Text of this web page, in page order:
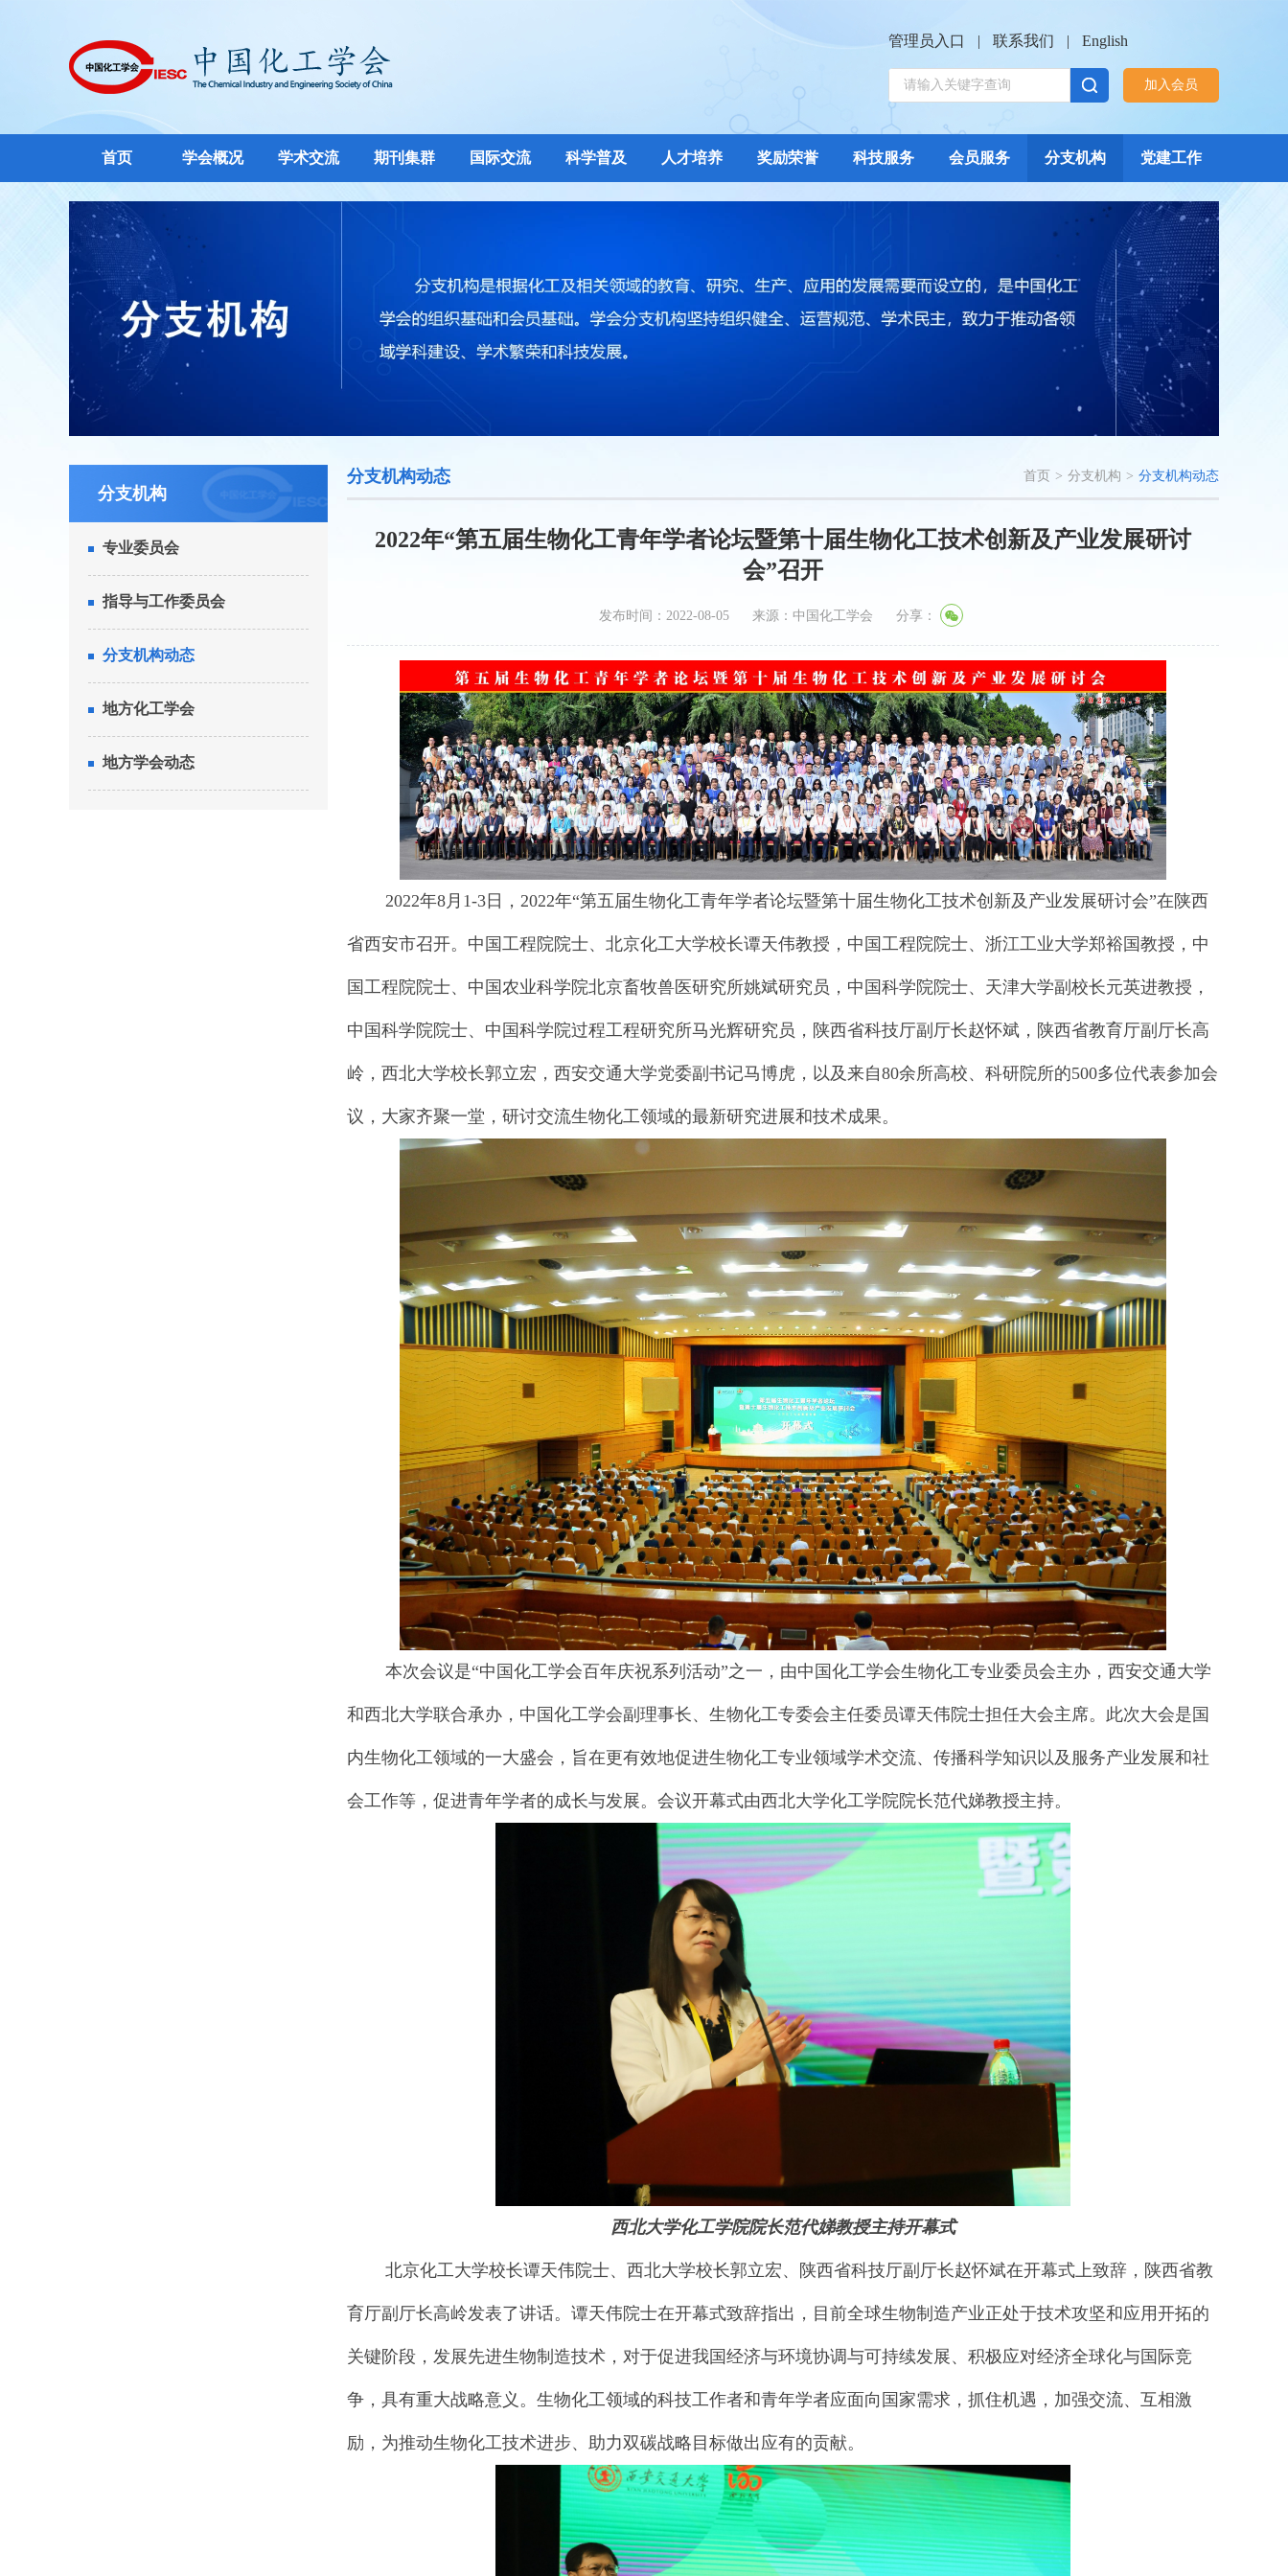
管理员入口 | 联系我们 | English
加入会员
首页 学会概况 学术交流 期刊集群 国际交流 科学普及 人才培养 奖励荣誉 科技服务 会员服务 分支机构 党建工作
分支机构
专业委员会
指导与工作委员会
分支机构动态
地方化工学会
地方学会动态
分支机构动态 首页 > 分支机构 > 分支机构动态
2022年“第五届生物化工青年学者论坛暨第十届生物化工技术创新及产业发展研讨
会”召开
发布时间：2022-08-05 来源：中国化工学会 分享：
2022年8月1-3日，2022年“第五届生物化工青年学者论坛暨第十届生物化工技术创新及产业发展研讨会”在陕西
省西安市召开。中国工程院院士、北京化工大学校长谭天伟教授，中国工程院院士、浙江工业大学郑裕国教授，中
国工程院院士、中国农业科学院北京畜牧兽医研究所姚斌研究员，中国科学院院士、天津大学副校长元英进教授，
中国科学院院士、中国科学院过程工程研究所马光辉研究员，陕西省科技厅副厅长赵怀斌，陕西省教育厅副厅长高
岭，西北大学校长郭立宏，西安交通大学党委副书记马博虎，以及来自80余所高校、科研院所的500多位代表参加会
议，大家齐聚一堂，研讨交流生物化工领域的最新研究进展和技术成果。
本次会议是“中国化工学会百年庆祝系列活动”之一，由中国化工学会生物化工专业委员会主办，西安交通大学
和西北大学联合承办，中国化工学会副理事长、生物化工专委会主任委员谭天伟院士担任大会主席。此次大会是国
内生物化工领域的一大盛会，旨在更有效地促进生物化工专业领域学术交流、传播科学知识以及服务产业发展和社
会工作等，促进青年学者的成长与发展。会议开幕式由西北大学化工学院院长范代娣教授主持。
西北大学化工学院院长范代娣教授主持开幕式
北京化工大学校长谭天伟院士、西北大学校长郭立宏、陕西省科技厅副厅长赵怀斌在开幕式上致辞，陕西省教
育厅副厅长高岭发表了讲话。谭天伟院士在开幕式致辞指出，目前全球生物制造产业正处于技术攻坚和应用开拓的
关键阶段，发展先进生物制造技术，对于促进我国经济与环境协调与可持续发展、积极应对经济全球化与国际竞
争，具有重大战略意义。生物化工领域的科技工作者和青年学者应面向国家需求，抓住机遇，加强交流、互相激
励，为推动生物化工技术进步、助力双碳战略目标做出应有的贡献。